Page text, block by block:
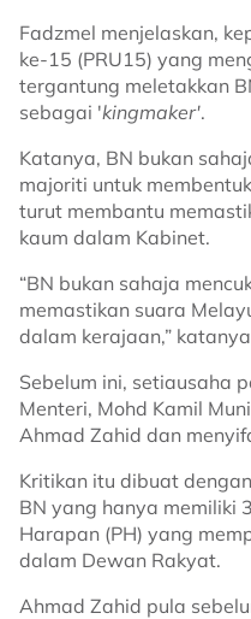
Fadzmel menjelaskan,
ke-15 (PRU15) yang
tergantung meletakkan
sebagai 'kingmaker'.
Katanya, BN bukan
majoriti untuk
turut membantu
kaum dalam Kabinet.
“BN bukan sahaja
memastikan suara
dalam kerajaan,”
Sebelum ini, setiausaha
Menteri, Mohd Kamil
Ahmad Zahid dan
Kritikan itu dibuat
BN yang hanya memiliki
Harapan (PH) yang
dalam Dewan Rakyat.
Ahmad Zahid pula